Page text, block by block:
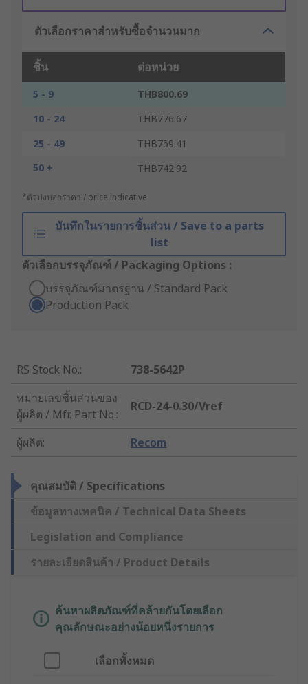
ตัวเลือกราคาสำหรับซื้อจำนวนมาก
ชิ้น ต่อหน่วย
5 - 9
THB800.69
10 - 24
THB776.67
25 - 49
THB759.41
50 +
THB742.92
*ตัวบ่งบอกราคา / price indicative
บันทึกในรายการชิ้นส่วน / Save to a parts
list
ตัวเลือกบรรจุภัณฑ์ / Packaging Options :
บรรจุภัณฑ์มาตรฐาน / Standard Pack
Production Pack
RS Stock No.:
738-5642P
หมายเลขชิ้นส่วนของ
ผู้ผลิต / Mfr. Part No.:
RCD-24-0.30/Vref
ผู้ผลิต: Recom
คุณสมบัติ / Specifications
ข้อมูลทางเทคนิค / Technical Data Sheets
Legislation and Compliance
รายละเอียดสินค้า / Product Details
ค้นหาผลิตภัณฑ์ที่คล้ายกันโดยเลือก
คุณลักษณะอย่างน้อยหนึ่งรายการ
เลือกทั้งหมด